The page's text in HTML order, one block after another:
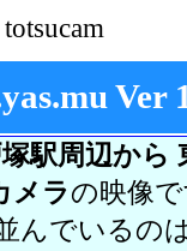
Ver
駅周辺から
メラの映像
んでいるの